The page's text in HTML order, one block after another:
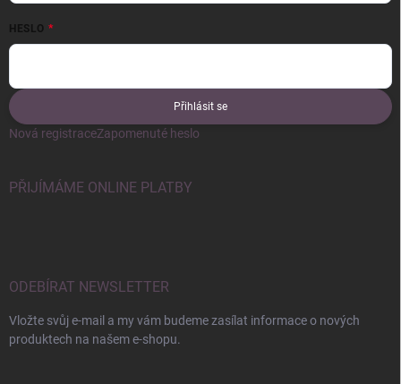
HESLO
Přihlásit se
Nová registraceZapomenuté heslo
PŘIJÍMÁME ONLINE PLATBY
ODEBÍRAT NEWSLETTER
Vložte svůj e-mail a my vám budeme zasílat informace o nových
produktech na našem e-shopu.